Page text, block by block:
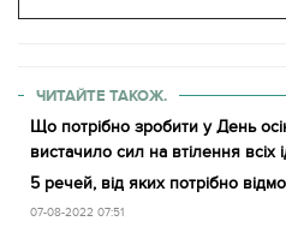
ЧИТАЙТЕ ТАКОЖ.
Що потрібно зробити у День
вистачило сил на втілення всіх
5 речей, від яких потрібно
07-08-2022 07:51